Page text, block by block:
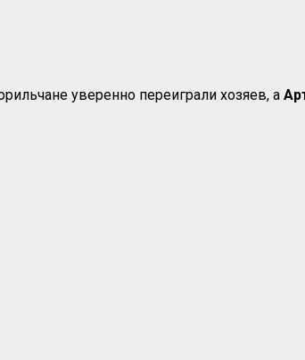
уверенно переиграли хозяев, а